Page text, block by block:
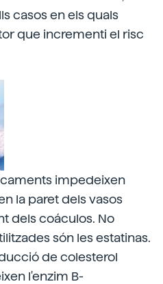
casos en els quals
que incrementi el risc
impedeixen
la paret dels vasos
dels coáculos. No
són les estatinas.
de colesterol
l'enzim B-